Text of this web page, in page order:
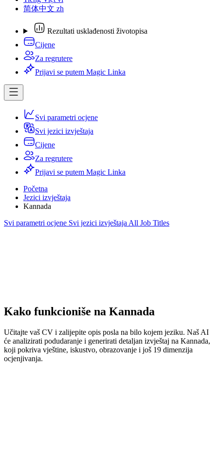
简体中文 zh
Rezultati usklađenosti životopisa
Cijene
Za regrutere
Prijavi se putem Magic Linka
Svi parametri ocjene
Svi jezici izvještaja
Cijene
Za regrutere
Prijavi se putem Magic Linka
Početna
Jezici izvještaja
Kannada
Svi parametri ocjene Svi jezici izvještaja All Job Titles
Kako funkcioniše na Kannada
Učitajte vaš CV i zalijepite opis posla na bilo kojem jeziku. Naš AI
će analizirati podudaranje i generirati detaljan izvještaj na Kannada,
koji pokriva vještine, iskustvo, obrazovanje i još 19 dimenzija
ocjenjivanja.